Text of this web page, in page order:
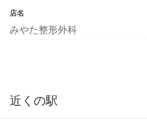
店名
みやた整形外科
近くの駅